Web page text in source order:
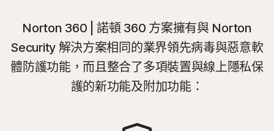
Norton 360 | 諾頓 360 方案擁有與 Norton
Security 解決方案相同的業界領先病毒與惡意軟
體防護功能，而且整合了多項裝置與線上隱私保
護的新功能及附加功能：